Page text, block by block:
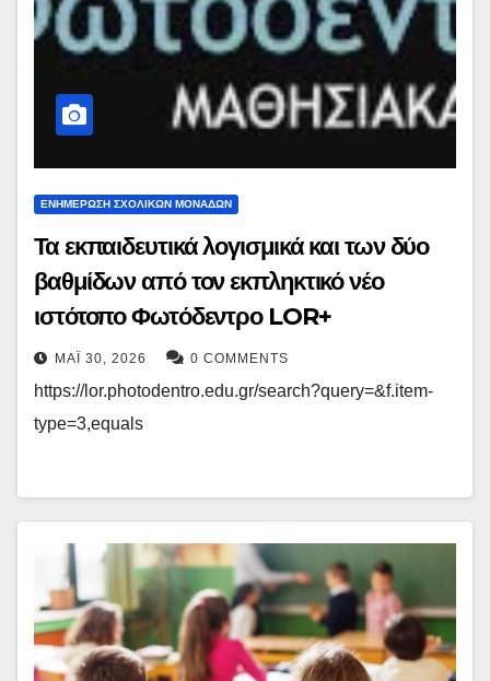
ΕΝΗΜΕΡΩΣΗ ΣΧΟΛΙΚΩΝ ΜΟΝΑΔΩΝ
Τα εκπαιδευτικά λογισμικά και των δύο
βαθμίδων από τον εκπληκτικό νέο
ιστότοπο Φωτόδεντρο LOR+
ΜΆΙ 30, 2026 0 COMMENTS
https://lor.photodentro.edu.gr/search?query=&f.item-
type=3,equals